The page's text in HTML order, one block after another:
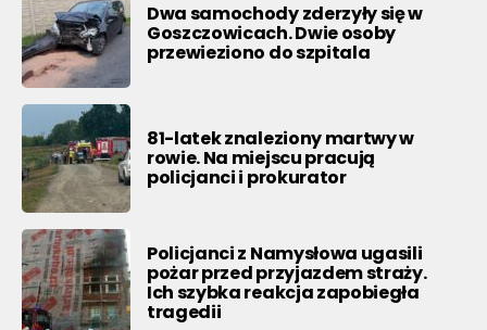
Dwa samochody zderzyły się w
Goszczowicach. Dwie osoby
przewieziono do szpitala
81-latek znaleziony martwy w
rowie. Na miejscu pracują
policjanci i prokurator
Policjanci z Namysłowa ugasili
pożar przed przyjazdem straży.
Ich szybka reakcja zapobiegła
tragedii